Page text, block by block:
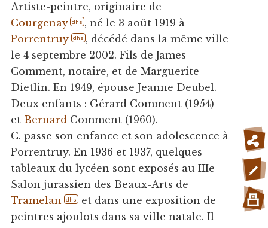
Artiste-peintre, originaire de
Courgenay
dhs , né le 3 août 1919 à
Porrentruy
dhs , décédé dans la même ville
le 4 septembre 2002. Fils de James
Comment, notaire, et de Marguerite
Dietlin. En 1949, épouse Jeanne Deubel.
Deux enfants : Gérard Comment (1954)
et BernardComment (1960).
C. passe son enfance et son adolescence à
Porrentruy. En 1936 et 1937, quelques
tableaux du lycéen sont exposés au IIIe
Salon jurassien des Beaux-Arts de
Tramelan
dhs et dans une exposition de
peintres ajoulots dans sa ville natale. Il